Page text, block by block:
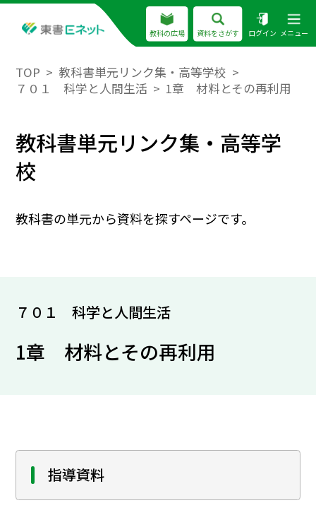
教科の広場 資料をさがす ログイン メニュー
TOP
教科書単元リンク集・高等学校
７０１ 科学と人間生活
1章 材料とその再利用
教科書単元リンク集・高等学
校
教科書の単元から資料を探すページです。
７０１ 科学と人間生活
1章 材料とその再利用
指導資料